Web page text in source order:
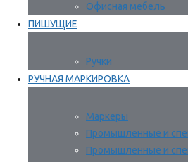
Офисная мебель
ПИШУЩИЕ
Ручки
РУЧНАЯ МАРКИРОВКА
Маркеры
Промышленные и
Промышленные и